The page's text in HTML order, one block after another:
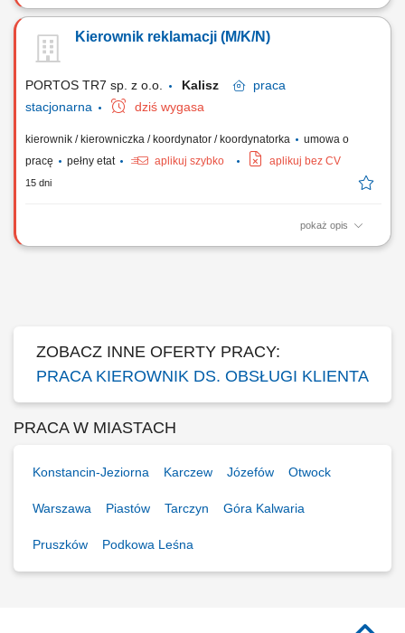
Zakres obowiązków: Zarządzanie pracą Działu Reklamacji i Serwisu
Tworzenie i wdrażanie strategii obsługi reklamacji oraz działań
usprawniających funkcjonowanie działu. Analiza przyczyn reklamacji
Kierownik reklamacji (M/K/N)
PORTOS TR7 sp. z o.o. Kalisz
praca
stacjonarna
dziś wygasa
kierownik / kierowniczka / koordynator / koordynatorka
umowa o
pracę
pełny etat aplikuj szybko aplikuj bez CV
15 dni
pokaż opis
Zakres obowiązków: Opracowanie i wdrożenie strategii zarządzania
ZOBACZ INNE OFERTY PRACY:
PRACA KIEROWNIK DS. OBSŁUGI KLIENTA
PRACA W MIASTACH
Konstancin-Jeziorna Karczew Józefów Otwock
Warszawa Piastów Tarczyn Góra Kalwaria
Pruszków Podkowa Leśna